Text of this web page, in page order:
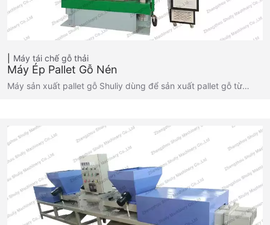
Máy tái chế gỗ thải
Máy Ép Pallet Gỗ Nén
Máy sản xuất pallet gỗ Shuliy dùng để sản xuất pallet gỗ từ…